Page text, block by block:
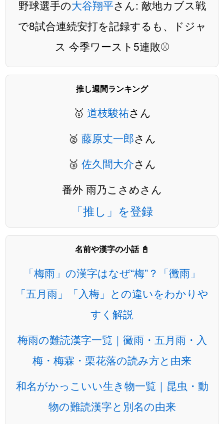
野球選手の大谷翔平さん: 敵地カブス戦
で8試合連続安打を記録するも、ドジャ
ス 今季ワースト5連敗⚾️
推し週間ランキング
🥇 道枝駿祐さん
🥈 藤原丈一郎さん
🥉 佐久間大介さん
番外 雨乃こさめさん
「推し」を登録
名前や漢字の小話 📓
「梅雨」の漢字はなぜ“梅”？「黴雨」
「五月雨」「入梅」との違いをわかりや
すく解説
梅雨の難読漢字一覧｜黴雨・五月雨・入
梅・梅霖・栗花落の読み方と由来
和名がかっこいい生き物一覧｜昆虫・動
物の難読漢字と別名の由来